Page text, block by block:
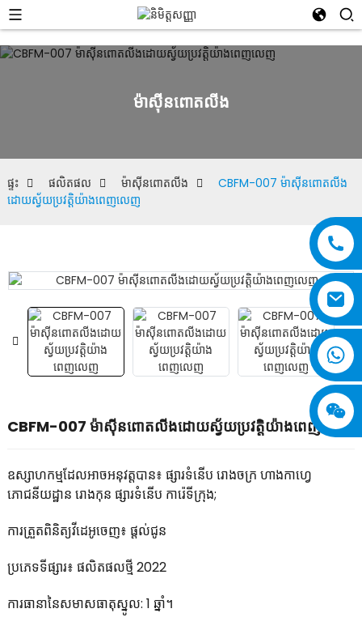
ម៉ាស៊ីនពោតលីង
ផ្ទះ ផលិតផល ម៉ាស៊ីនពោតលីង
CBFM-007 ម៉ាស៊ីនពោតលីង
ដោយស្វ័យប្រវត្តិយ៉ាងពេញលេញ
CBFM-007 ម៉ាស៊ីនពោតលីងដោយស្វ័យប្រវត្តិយ៉ាងពេញលេញ
ឧស្សាហកម្មដែលអាចអនុវត្តបាន៖ ផ្សារទំនើប រោងចក្រ ហាងកាហ្វេ
ភោជនីយដ្ឋាន រោងកុន ផ្សារទំនើប ការ៉េទីក្រុង;
ការត្រួតពិនិត្យវីដេអូចេញ៖ ផ្តល់ជូន
ប្រភេទទីផ្សារ៖ ផលិតផលថ្មី 2022
ការធានានៃសមាសធាតុស្នូល: 1 ឆ្នាំ។